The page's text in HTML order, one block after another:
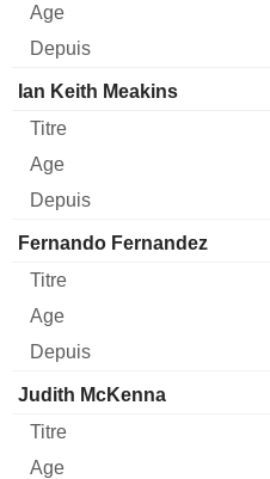
Ian Keith Meakins
Fernando Fernandez
Judith McKenna